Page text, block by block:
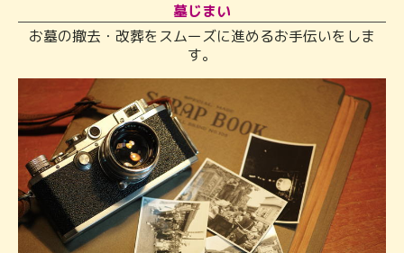
墓じまい
お墓の撤去・改葬をスムーズに進めるお手伝いをしま
す。